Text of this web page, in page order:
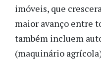
imóveis, que
maior avanço entre
também incluem
(maquinário